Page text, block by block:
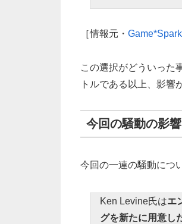
［情報元・ Game*Spark
この選択がどういった
トルである以上、影響
今回の騒動の影響
今回の一連の騒動につ
Ken Levine氏はエ
グを新たに用意し